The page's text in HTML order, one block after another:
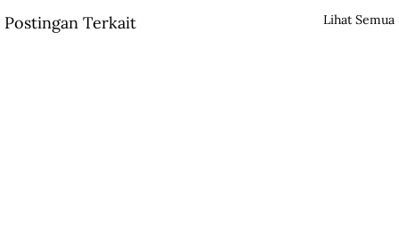
Postingan Terkait Lihat Semua